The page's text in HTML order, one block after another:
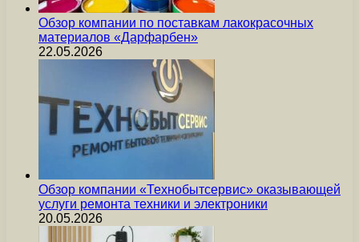
Обзор компании по поставкам лакокрасочных
материалов «Дарфарбен»
22.05.2026
Обзор компании «Технобытсервис» оказывающей
услуги ремонта техники и электроники
20.05.2026